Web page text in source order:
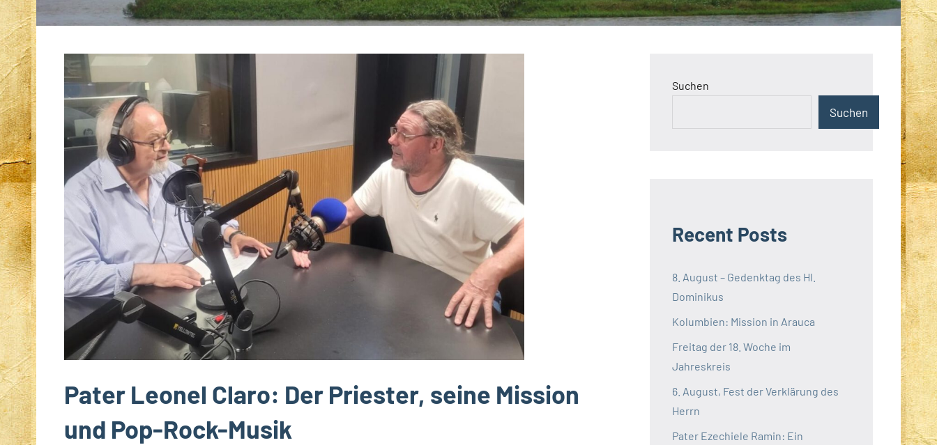
Pater Leonel Claro: Der Priester, seine Mission
und Pop-Rock-Musik
Suchen
Suchen
Recent Posts
8. August – Gedenktag des Hl.
Dominikus
Kolumbien: Mission in Arauca
Freitag der 18. Woche im
Jahreskreis
6. August, Fest der Verklärung des
Herrn
Pater Ezechiele Ramin: Ein